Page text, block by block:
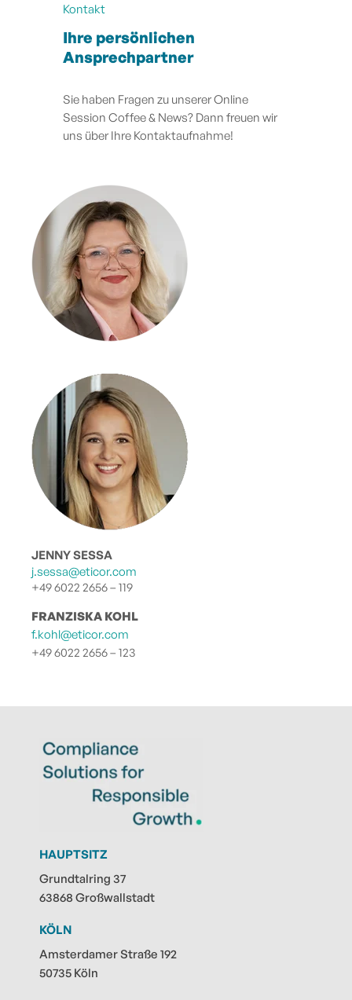
Kontakt
Ihre persönlichen
Ansprechpartner
Sie haben Fragen zu unserer Online
Session Coffee & News? Dann freuen wir
uns über Ihre Kontaktaufnahme!
JENNY SESSA
j.sessa@eticor.com
+49 6022 2656 – 119
FRANZISKA KOHL
f.kohl@eticor.com
+49 6022 2656 – 123
HAUPTSITZ
Grundtalring 37
63868 Großwallstadt
KÖLN
Amsterdamer Straße 192
50735 Köln